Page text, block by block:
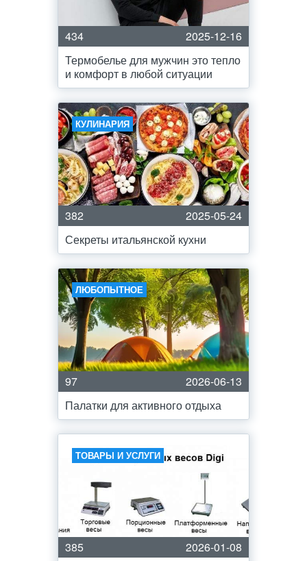
434
2025-12-16
Термобелье для мужчин это тепло
и комфорт в любой ситуации
КУЛИНАРИЯ
382
2025-05-24
Секреты итальянской кухни
ЛЮБОПЫТНОЕ
97
2026-06-13
Палатки для активного отдыха
ТОВАРЫ И УСЛУГИ
385
2026-01-08